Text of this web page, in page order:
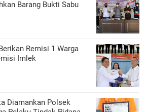
Barang Bukti Sabu
Remisi 1 Warga
Imlek
Diamankan Polsek